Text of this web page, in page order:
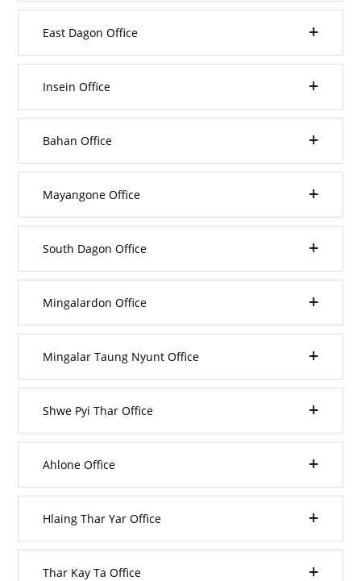
East Dagon Office
Insein Office
Bahan Office
Mayangone Office
South Dagon Office
Mingalardon Office
Mingalar Taung Nyunt Office
Shwe Pyi Thar Office
Ahlone Office
Hlaing Thar Yar Office
Thar Kay Ta Office